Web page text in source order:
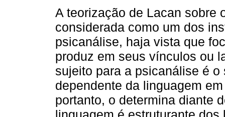
A teorização de Lacan sobre
considerada como um dos
psicanálise, haja vista que
produz em seus vínculos ou
sujeito para a psicanálise é
dependente da linguagem
portanto, o determina diante